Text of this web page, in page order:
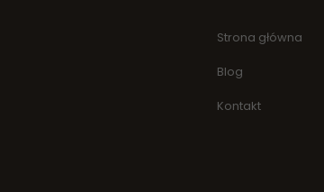
Strona główna
Blog
Kontakt